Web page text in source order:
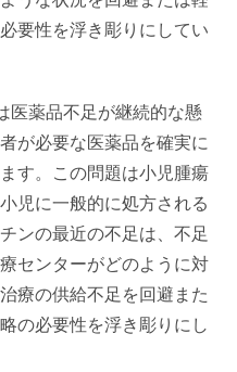
要性を浮き彫りにしてい
医薬品不足が継続的な懸
が必要な医薬品を確実に
す。この問題は小児腫瘍
児に一般的に処方される
ンの最近の不足は、不足
センターがどのように対
療の供給不足を回避また
の必要性を浮き彫りにし